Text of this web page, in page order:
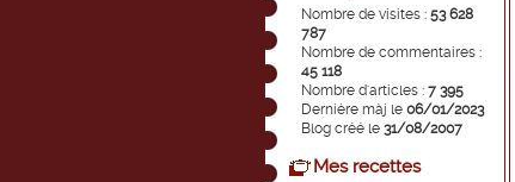
Nombre de visites : 53 628
787
Nombre de commentaires :
45 118
Nombre d'articles : 7 395
Dernière màj le 06/01/2023
Blog créé le 31/08/2007
Mes recettes